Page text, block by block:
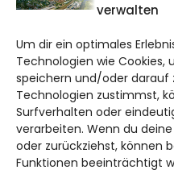
verwalten
Um dir ein optimales
Technologien wie
speichern und/oder darauf
Technologien zustimmst,
Surfverhalten oder
verarbeiten. Wenn du
oder zurückziehst, können
Funktionen beeinträchtigt
Bruchtorwall 12
38100 Braunschweig
Telefon: 0531 387220 –
DAS
WOLFSBURG